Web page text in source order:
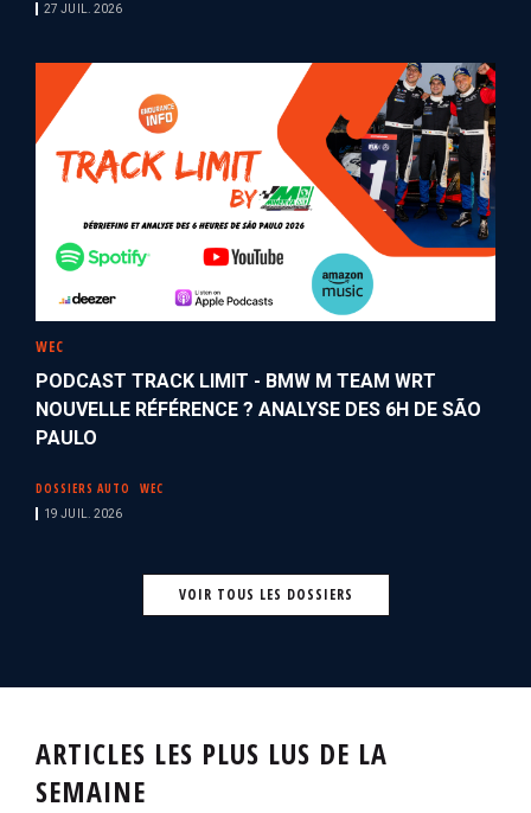
27 JUIL. 2026
WEC
PODCAST TRACK LIMIT - BMW M TEAM WRT
NOUVELLE RÉFÉRENCE ? ANALYSE DES 6H DE SÃO
PAULO
DOSSIERS AUTO WEC
19 JUIL. 2026
VOIR TOUS LES DOSSIERS
ARTICLES LES PLUS LUS DE LA
SEMAINE